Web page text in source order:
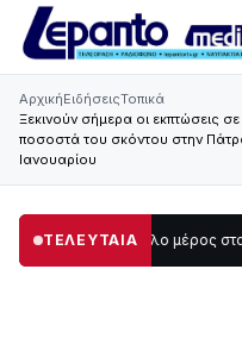
ΑρχικήΕιδήσειςΤοπικά
Ξεκινούν σήμερα οι εκπτώσεις
ποσοστά του σκόντου στην
Ιανουαρίου
ΤΕΛΕΥΤΑΙΑ
μεγάλο μέρος στο Λυγιά